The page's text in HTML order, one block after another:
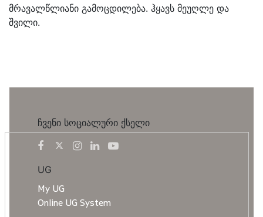
მრავალწლიანი გამოცდილება. ჰყავს მეუღლე და
შვილი.
ჩვენი სოციალური ქსელი
UG
My UG
Online UG System